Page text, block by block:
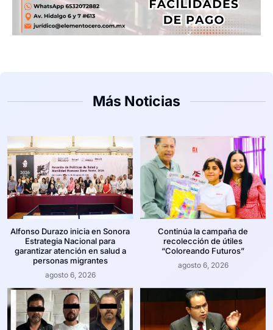
Más Noticias
Alfonso Durazo inicia en Sonora
Estrategia Nacional para
garantizar atención en salud a
personas migrantes
agosto 6, 2026
Continúa la campaña de
recolección de útiles
“Coloreando Futuros”
agosto 6, 2026